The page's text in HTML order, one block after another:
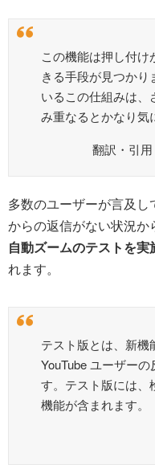
この機能は押し付
きる手段が見つかり
いるこの仕組みは
み重なるとかなり気
翻訳・引用
多数のユーザーが言及
からの返信がない状況
自動ズームのテストを
れます。
テスト版とは、新機
YouTube ユーザー
す。テスト版には、
機能が含まれます。